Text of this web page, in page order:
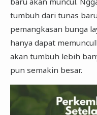
tumbuh dari tunas
pemangkasan bunga
hanya dapat
akan tumbuh lebih
pun semakin besar.